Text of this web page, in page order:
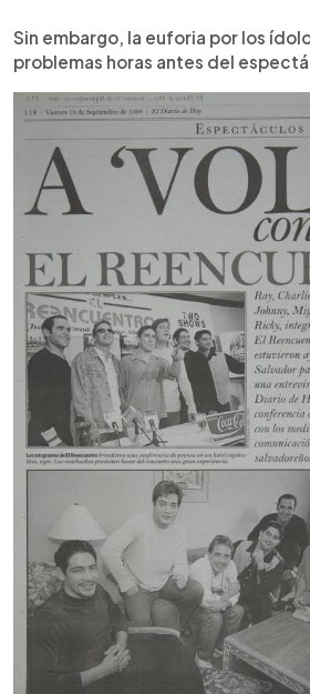
Sin embargo, la euforia por los
problemas horas antes del